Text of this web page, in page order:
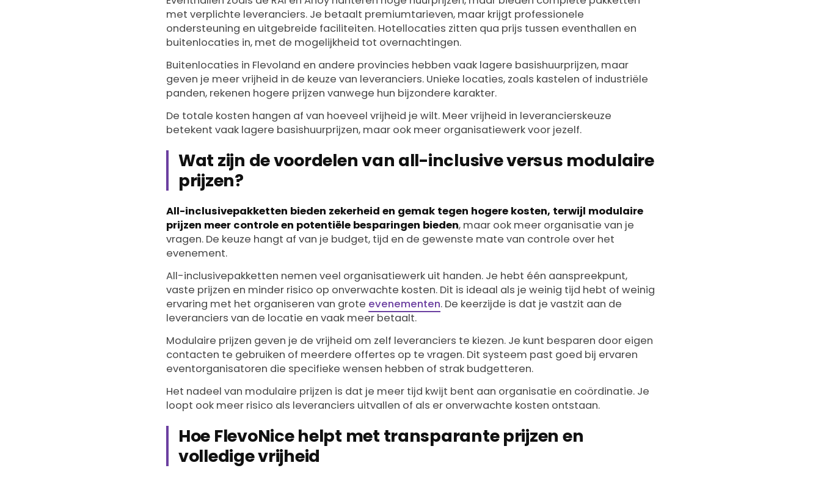
met verplichte leveranciers. Je betaalt premiumtarieven, maar krijgt professionele
ondersteuning en uitgebreide faciliteiten. Hotellocaties zitten qua prijs tussen eventhallen en
buitenlocaties in, met de mogelijkheid tot overnachtingen.
Buitenlocaties in Flevoland en andere provincies hebben vaak lagere basishuurprijzen, maar
geven je meer vrijheid in de keuze van leveranciers. Unieke locaties, zoals kastelen of industriële
panden, rekenen hogere prijzen vanwege hun bijzondere karakter.
De totale kosten hangen af van hoeveel vrijheid je wilt. Meer vrijheid in leverancierskeuze
betekent vaak lagere basishuurprijzen, maar ook meer organisatiewerk voor jezelf.
Wat zijn de voordelen van all-inclusive versus modulaire
prijzen?
All-inclusivepakketten bieden zekerheid en gemak tegen hogere kosten, terwijl modulaire
prijzen meer controle en potentiële besparingen bieden, maar ook meer organisatie van je
vragen. De keuze hangt af van je budget, tijd en de gewenste mate van controle over het
evenement.
All-inclusivepakketten nemen veel organisatiewerk uit handen. Je hebt één aanspreekpunt,
vaste prijzen en minder risico op onverwachte kosten. Dit is ideaal als je weinig tijd hebt of weinig
ervaring met het organiseren van grote evenementen. De keerzijde is dat je vastzit aan de
leveranciers van de locatie en vaak meer betaalt.
Modulaire prijzen geven je de vrijheid om zelf leveranciers te kiezen. Je kunt besparen door eigen
contacten te gebruiken of meerdere offertes op te vragen. Dit systeem past goed bij ervaren
eventorganisatoren die specifieke wensen hebben of strak budgetteren.
Het nadeel van modulaire prijzen is dat je meer tijd kwijt bent aan organisatie en coördinatie. Je
loopt ook meer risico als leveranciers uitvallen of als er onverwachte kosten ontstaan.
Hoe FlevoNice helpt met transparante prijzen en
volledige vrijheid